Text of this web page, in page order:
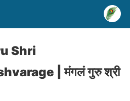
Shri
| मंगलं गुरु श्री